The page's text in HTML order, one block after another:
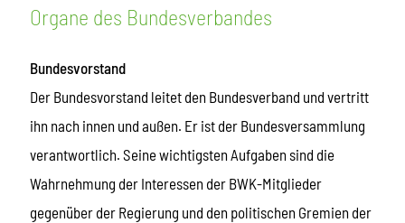
Organe des Bundesverbandes
Bundesvorstand
Der Bundesvorstand leitet den Bundesverband und vertritt
ihn nach innen und außen. Er ist der Bundesversammlung
verantwortlich. Seine wichtigsten Aufgaben sind die
Wahrnehmung der Interessen der BWK-Mitglieder
gegenüber der Regierung und den politischen Gremien der